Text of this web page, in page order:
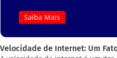
Saiba Mais
Velocidade de Internet: Um